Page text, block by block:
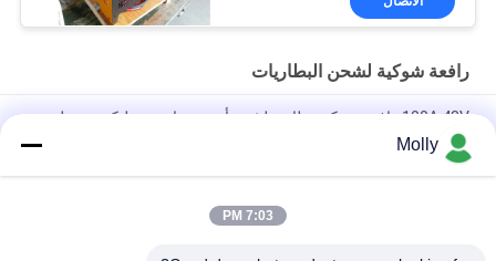
رافعة شوكية لشحن البطاريات
100A 48V رافعة شوكية بطارية ليثيوم أيون شواحن سيليكون معدل
التحكم
سبيكة الألومنيوم CZB5C 24V/45A شاحن بطارية الشاحنة مع مروحة
Molly
7:03 PM